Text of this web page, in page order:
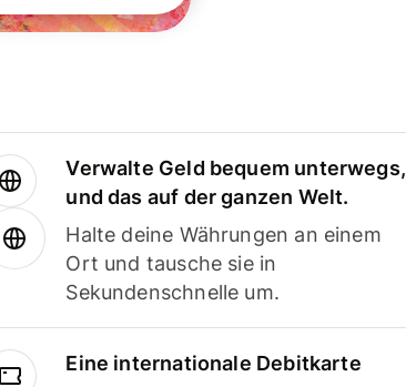
Verwalte Geld bequem unterwegs,
und das auf der ganzen Welt.
Halte deine Währungen an einem
Ort und tausche sie in
Sekundenschnelle um.
Eine internationale Debitkarte